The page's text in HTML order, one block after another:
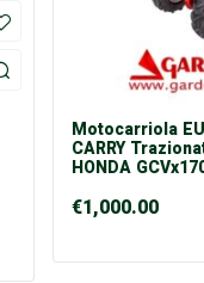
Motocarriola
CARRY
HONDA
€1,000.00